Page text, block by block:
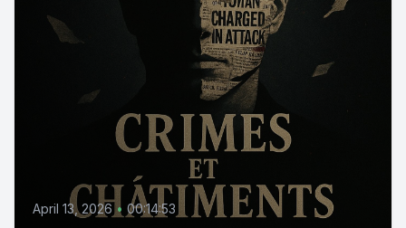
April 13, 2026 • 00:14:53